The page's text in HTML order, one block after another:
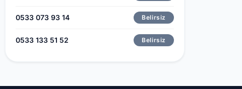
0533 073 93 14 Belirsiz
0533 133 51 52 Belirsiz